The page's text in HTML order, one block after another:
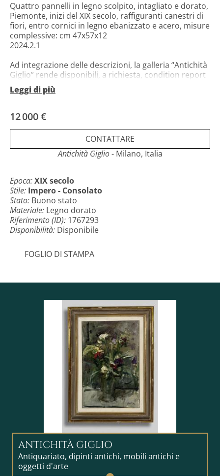
Quattro pannelli in legno scolpito, intagliato e dorato,
Piemonte, inizi del XIX secolo, raffiguranti canestri di
fiori, entro cornici in legno ebanizzato e acero, misure
complessive: cm 47x57x12
2024.2.1
Ad integrazione delle descrizioni, la galleria “Antichità
Giglio” rende disponibili, a richiesta, condition report
sullo stato di conservazione dei propri beni e
preventivi di trasporto nazionali ed internazionali.
Leggi di più
12 000 €
CONTATTARE
Antichità Giglio- Milano, Italia
Epoca:XIX secolo
Stile: Impero - Consolato
Stato: Buono stato
Materiale: Legno dorato
Riferimento (ID): 1767293
Disponibilità: Disponibile
FOGLIO DI STAMPA
ANTICHITÀ GIGLIO
Antiquariato, dipinti antichi, mobili antichi e
oggetti d'arte